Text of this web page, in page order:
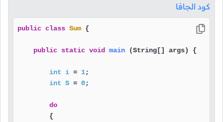
كود الجافا
public class Sum {
public static void main (String[] args) {
int i = 1;
int S = 0;
do
        {